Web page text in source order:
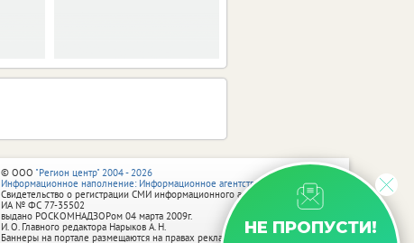
НЕ ПРОПУСТИ!
© ООО "Регион центр" 2004 - 2026
Информационное наполнение: Информационное агентство vRossii.ru
Свидетельство о регистрации СМИ информационного агентства vRossii.ru
ИА № ФС 77‑35502
выдано РОСКОМНАДЗОРом 04 марта 2009г.
И. О. Главного редактора Нарыков А. Н.
Баннеры на портале размещаются на правах рекламы.